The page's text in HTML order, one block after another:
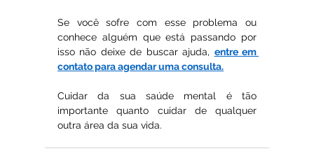
Se você sofre com esse problema ou
conhece alguém que está passando por
isso não deixe de buscar ajuda, entre em
contato para agendar uma consulta.
Cuidar da sua saúde mental é tão
importante quanto cuidar de qualquer
outra área da sua vida.